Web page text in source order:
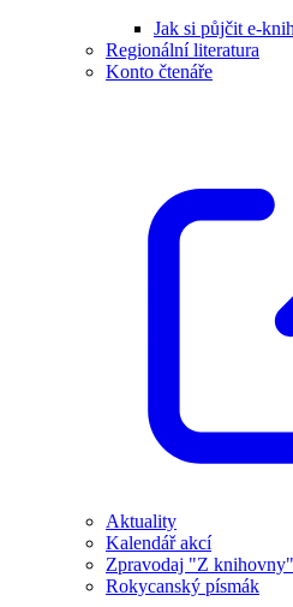
Jak si půjčit e-
Regionální literatura
Konto čtenáře
Aktuality
Kalendář akcí
Zpravodaj "Z knihovny"
Rokycanský písmák